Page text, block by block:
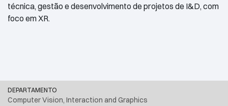
técnica, gestão e desenvolvimento de projetos de I&D, com
foco em XR.
DEPARTAMENTO
Computer Vision, Interaction and Graphics